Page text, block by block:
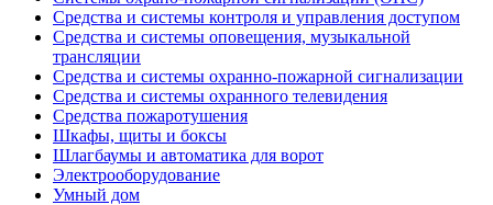
Средства и системы контроля и управления доступом
Средства и системы оповещения, музыкальной
трансляции
Средства и системы охранно-пожарной сигнализации
Средства и системы охранного телевидения
Средства пожаротушения
Шкафы, щиты и боксы
Шлагбаумы и автоматика для ворот
Электрооборудование
Умный дом